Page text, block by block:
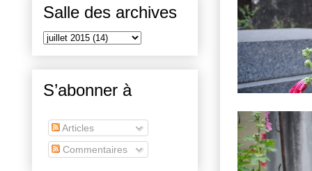
Salle des archives
S’abonner à
Articles
Commentaires